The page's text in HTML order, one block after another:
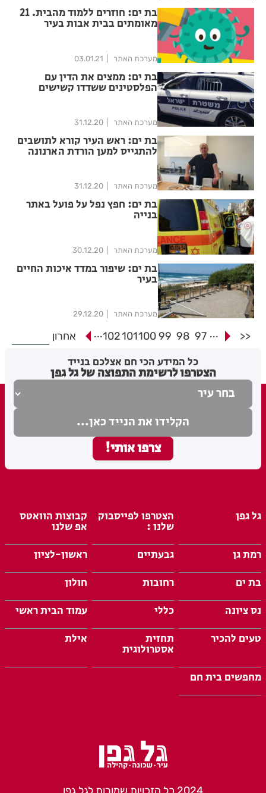
בת ים: חוזרים ללמוד מהבית. 21
מאומתים בבית אבות בעיר
מערכת האתר 03.01.21
בת ים: ממצים את הדין עם
הפלסטינים ששדדו קשישים
מערכת האתר 31.12.20
בת ים: ראש העיר קורא לתושבים
להתגייס למען הורדת הארנונה
מערכת האתר 31.12.20
בת ים: חפץ נפל על פועל באתר
בנייה
מערכת האתר 30.12.20
בת ים: שיפור במדד איכות החיים
בעיר
מערכת האתר 29.12.20
<<
...
97
98
99
100
101
102
... אחרון
כל המידע הכי חם אצלכם בנייד
הצטרפו לרשימת התפוצה של גל גפן
גל גפן הצטרפו לפייסבוק
שלנו :
קבוצות הוואטס
אפ שלנו
רמת גן
גבעתיים
ראשון-לציון
בת ים
רחובות
חולון
נס ציונה
כללי
עמוד הבית ראשי
טעים להכיר
תחזית
אסטרולוגית
אילת
מחפשים בית חם